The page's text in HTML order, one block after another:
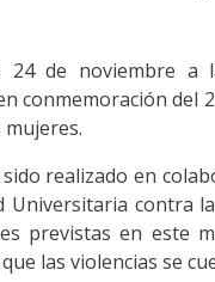
24 de noviembre a
conmemoración del
mujeres.
realizado en
Universitaria contra
previstas en este
las violencias se